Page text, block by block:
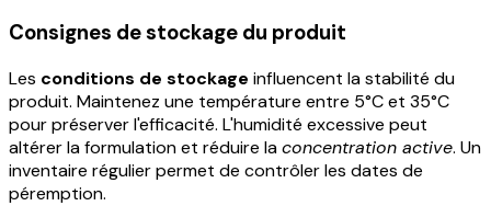
Consignes de stockage du produit
Les conditions de stockage influencent la stabilité du
produit. Maintenez une température entre 5°C et 35°C
pour préserver l'efficacité. L'humidité excessive peut
altérer la formulation et réduire laconcentration active. Un
inventaire régulier permet de contrôler les dates de
péremption.